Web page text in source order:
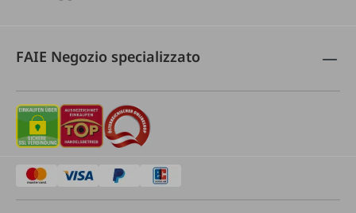
FAIE Negozio specializzato